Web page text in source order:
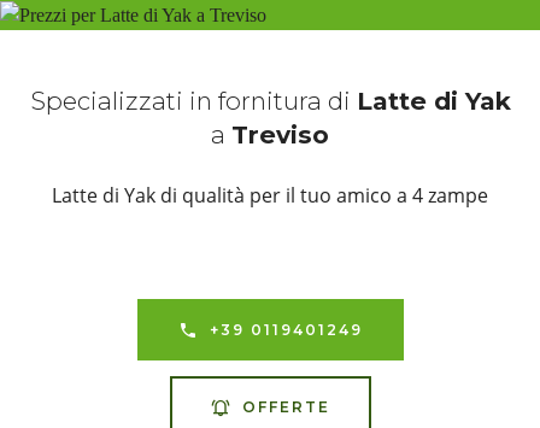
Specializzati in fornitura di Latte di Yak
a Treviso
Latte di Yak di qualità per il tuo amico a 4 zampe
+39 0119401249
OFFERTE